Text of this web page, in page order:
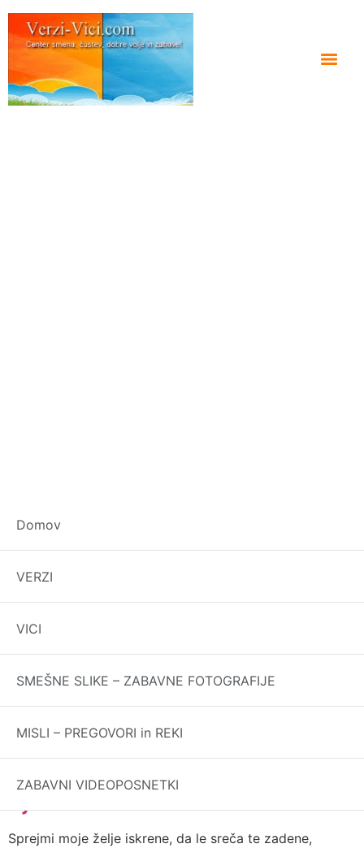
Domov
VERZI
VICI
SMEŠNE SLIKE – ZABAVNE FOTOGRAFIJE
MISLI – PREGOVORI in REKI
ZABAVNI VIDEOPOSNETKI
Brez mam nam živeti ni
Ves moj svet
Brez sonca roža ne cveti, a nam brez mam živeti ni.
Zahvalim soncu se za cvet, in tebi, ker ves moj si svet!
Ljubeč materinski dan
Sprejmi moje želje iskrene, da le sreča te zadene,